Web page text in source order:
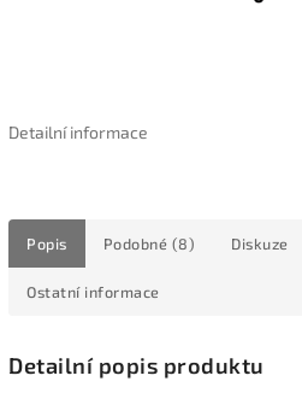
Detailní informace
Popis Podobné (8) Diskuze
Ostatní informace
Detailní popis produktu